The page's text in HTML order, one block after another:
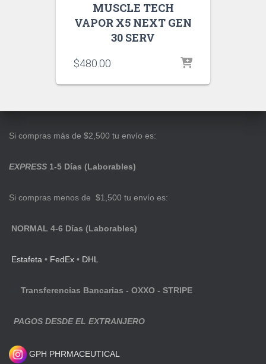
MUSCLE TECH
VAPOR X5 NEXT GEN
30 SERV
$480.00
Si compras más de $2,500 tu envío es:
EXPRESS 1-5 Días (Laborables)
Si compras menos de $1,500 tu envío es:
NORMAL 4-6 Días (Laborables)
Estafeta • FedEx • DHL
Transferencias Bancarias - OXXO - STRIPE
PAGOS DESDE EL EXTRANJERO
GPH PHRMACEUTICAL